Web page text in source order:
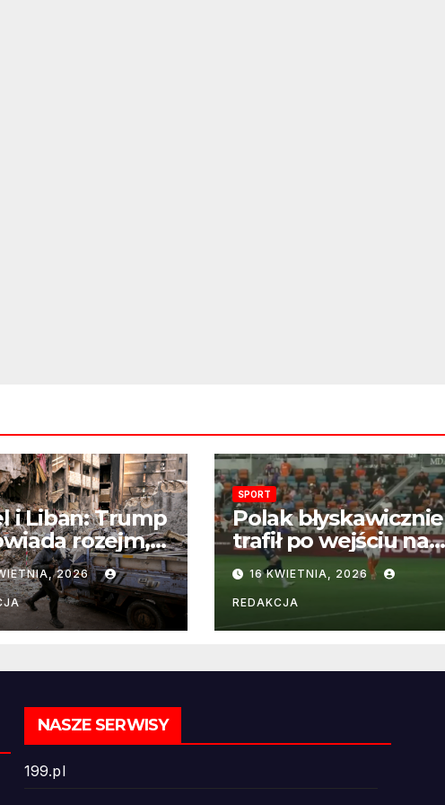
i Liban: Trump
rozejm,
wojny
odległa
2026
SPORT
Polak błyskawicznie
trafił po wejściu na
boisko – gol już po
22 sekundach!
16 KWIETNIA, 2026
REDAKCJA
NASZE SERWISY
199.pl